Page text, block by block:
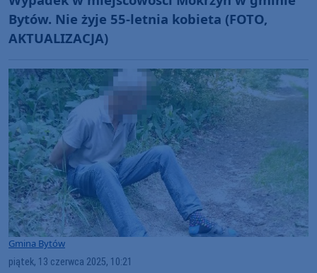
Bytów. Nie żyje 55-letnia kobieta (FOTO,
AKTUALIZACJA)
Gmina Bytów
piątek, 13 czerwca 2025, 10:21